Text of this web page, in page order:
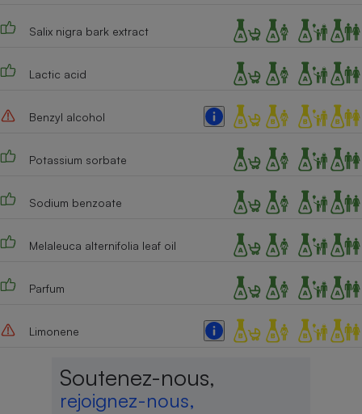
Salix nigra bark extract
Lactic acid
Benzyl alcohol
Potassium sorbate
Sodium benzoate
Melaleuca alternifolia leaf oil
Parfum
Limonene
Soutenez-nous,
rejoignez-nous,